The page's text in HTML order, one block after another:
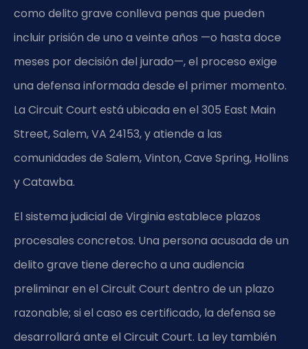
como delito grave conlleva penas que pueden
incluir prisión de uno a veinte años —o hasta doce
meses por decisión del jurado—, el proceso exige
una defensa informada desde el primer momento.
La Circuit Court está ubicada en el 305 East Main
Street, Salem, VA 24153, y atiende a las
comunidades de Salem, Vinton, Cave Spring, Hollins
y Catawba.
El sistema judicial de Virginia establece plazos
procesales concretos. Una persona acusada de un
delito grave tiene derecho a una audiencia
preliminar en el Circuit Court dentro de un plazo
razonable; si el caso es certificado, la defensa se
desarrollará ante el Circuit Court. La ley también